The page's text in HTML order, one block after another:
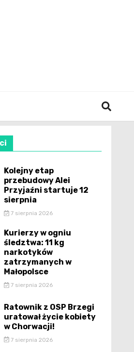
Kolejny etap
przebudowy Alei
Przyjaźni startuje 12
sierpnia
7 sierpnia 2026
Kurierzy w ogniu
śledztwa: 11 kg
narkotyków
zatrzymanych w
Małopolsce
7 sierpnia 2026
Ratownik z OSP Brzegi
uratował życie kobiety
w Chorwacji!
7 sierpnia 2026